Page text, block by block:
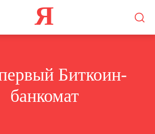
Я
Биткоин-
банкомат